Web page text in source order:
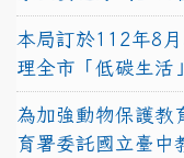
本局訂於112年8
理全市「低碳生活
為加強動物保護教
育署委託國立臺中